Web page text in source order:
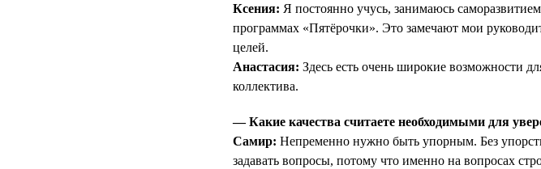
Ксения: Я постоянно учусь, занимаюсь
программах «Пятёрочки». Это замечают мои
целей.
Анастасия: Здесь есть очень широкие возможности
коллектива.
— Какие качества считаете необходимыми для
Самир: Непременно нужно быть упорным. Без
задавать вопросы, потому что именно на вопросах